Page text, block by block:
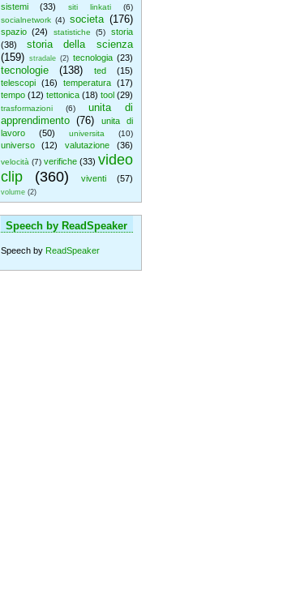
sistemi
(33) siti linkati
(6)
socialnetwork (4) societa (176)
spazio (24) statistiche (5)
storia
(38)
storia della scienza
(159)
stradale (2) tecnologia (23)
tecnologie (138) ted
(15)
telescopi
(16) temperatura
(17)
tempo (12) tettonica (18) tool (29)
trasformazioni (6)
unita di
apprendimento (76)
unita di
lavoro
(50) universita (10)
universo (12) valutazione (36)
velocità (7) verifiche (33) video
clip
(360) viventi (57)
volume (2)
Speech by ReadSpeaker
Speech by ReadSpeaker